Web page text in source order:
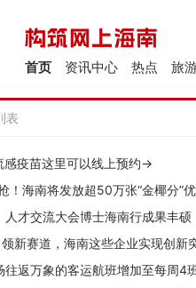
旅
热点
资讯中心
首页
表
感疫苗这里可以线上预约→
！海南将发放超50万张“金椰分”
人才交流大会博士海南行成果丰硕
领新赛道，海南这些企业实现创新
往返万象的客运航班增加至每周4